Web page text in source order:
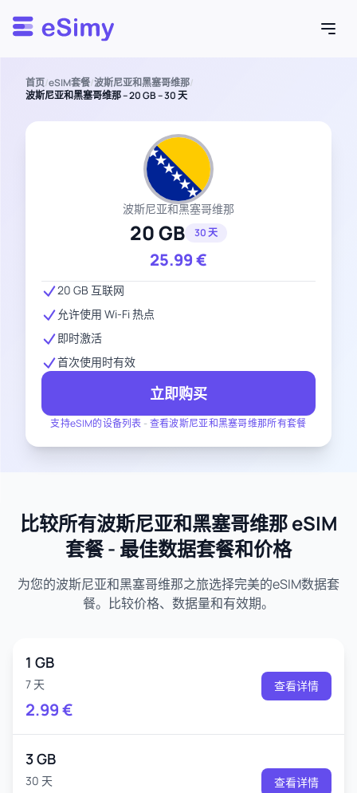
Esimy
首页/eSIM套餐/波斯尼亚和黑塞哥维那/
波斯尼亚和黑塞哥维那 – 20 GB – 30 天
波斯尼亚和黑塞哥维那
20 GB 30 天
25.99€
支持eSIM的设备列表 - 查看波斯尼亚和黑塞哥维那所有套餐
20 GB 互联网
允许使用 Wi-Fi 热点
即时激活
首次使用时有效
立即购买
比较所有波斯尼亚和黑塞哥维那 eSIM
套餐 - 最佳数据套餐和价格
为您的波斯尼亚和黑塞哥维那之旅选择完美的eSIM数据套
餐。比较价格、数据量和有效期。
1 GB
7 天
2.99€
查看详情
3 GB
30 天 查看详情